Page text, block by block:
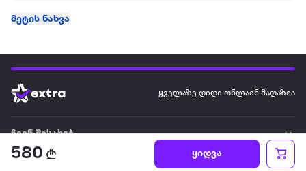
580 ყიდვა
მეტის ნახვა
ყველაზე დიდი ონლაინ მაღაზია
ჩვენ შესახებ